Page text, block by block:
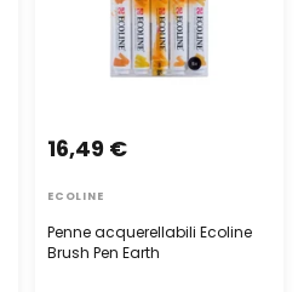
Penne acquerellabili Ecoline
Brush Pen Earth
16,49 €
ECOLINE